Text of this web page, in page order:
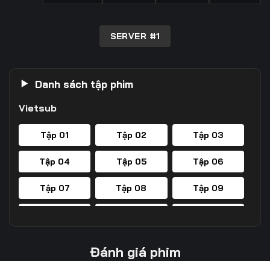
SERVER #1
Danh sách tập phim
Vietsub
Tập 01 Tập 02 Tập 03
Tập 04 Tập 05 Tập 06
Tập 07 Tập 08 Tập 09
Đánh giá phim